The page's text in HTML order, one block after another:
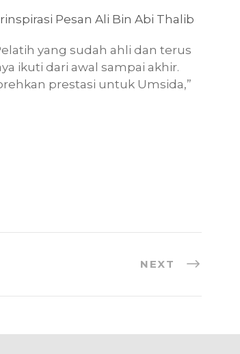
Pesan Ali Bin Abi Thalib
yang sudah ahli dan terus
ikuti dari awal sampai akhir.
prestasi untuk Umsida,”
NEXT